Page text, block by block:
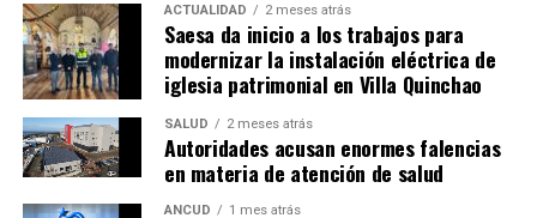
ACTUALIDAD 2 meses atrás
Saesa da inicio a los trabajos para
modernizar la instalación eléctrica de
iglesia patrimonial en Villa Quinchao
SALUD 2 meses atrás
Autoridades acusan enormes falencias
en materia de atención de salud
ANCUD 1 mes atrás